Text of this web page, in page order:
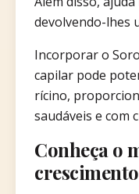
devolvendo-lhes
Incorporar o
capilar pode
rícino,
saudáveis e com
Conheça o
crescimento